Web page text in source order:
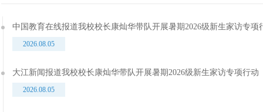
中国教育在线报道我校校长康灿华带队开展暑期2026级新生家访专项
2026.08.05
大江新闻报道我校校长康灿华带队开展暑期2026级新生家访专项行动
2026.08.05